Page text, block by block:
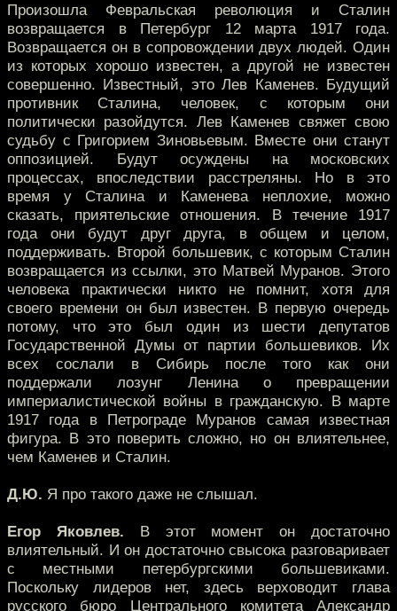
Произошла Февральская революция и Сталин
возвращается в Петербург 12 марта 1917 года.
Возвращается он в сопровождении двух людей. Один
из которых хорошо известен, а другой не известен
совершенно. Известный, это Лев Каменев. Будущий
противник Сталина, человек, с которым они
политически разойдутся. Лев Каменев свяжет свою
судьбу с Григорием Зиновьевым. Вместе они станут
оппозицией. Будут осуждены на московских
процессах, впоследствии расстреляны. Но в это
время у Сталина и Каменева неплохие, можно
сказать, приятельские отношения. В течение 1917
года они будут друг друга, в общем и целом,
поддерживать. Второй большевик, с которым Сталин
возвращается из ссылки, это Матвей Муранов. Этого
человека практически никто не помнит, хотя для
своего времени он был известен. В первую очередь
потому, что это был один из шести депутатов
Государственной Думы от партии большевиков. Их
всех сослали в Сибирь после того как они
поддержали лозунг Ленина о превращении
империалистической войны в гражданскую. В марте
1917 года в Петрограде Муранов самая известная
фигура. В это поверить сложно, но он влиятельнее,
чем Каменев и Сталин.
Д.Ю. Я про такого даже не слышал.
Егор Яковлев. В этот момент он достаточно
влиятельный. И он достаточно свысока разговаривает
с местными петербургскими большевиками.
Поскольку лидеров нет, здесь верховодит глава
русского бюро Центрального комитета Александр